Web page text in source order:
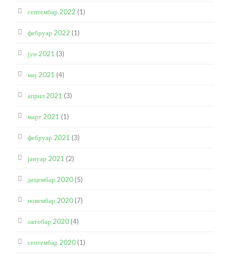
септембар 2022 (1)
фебруар 2022 (1)
јун 2021 (3)
мај 2021 (4)
април 2021 (3)
март 2021 (1)
фебруар 2021 (3)
јануар 2021 (2)
децембар 2020 (5)
новембар 2020 (7)
октобар 2020 (4)
септембар 2020 (1)